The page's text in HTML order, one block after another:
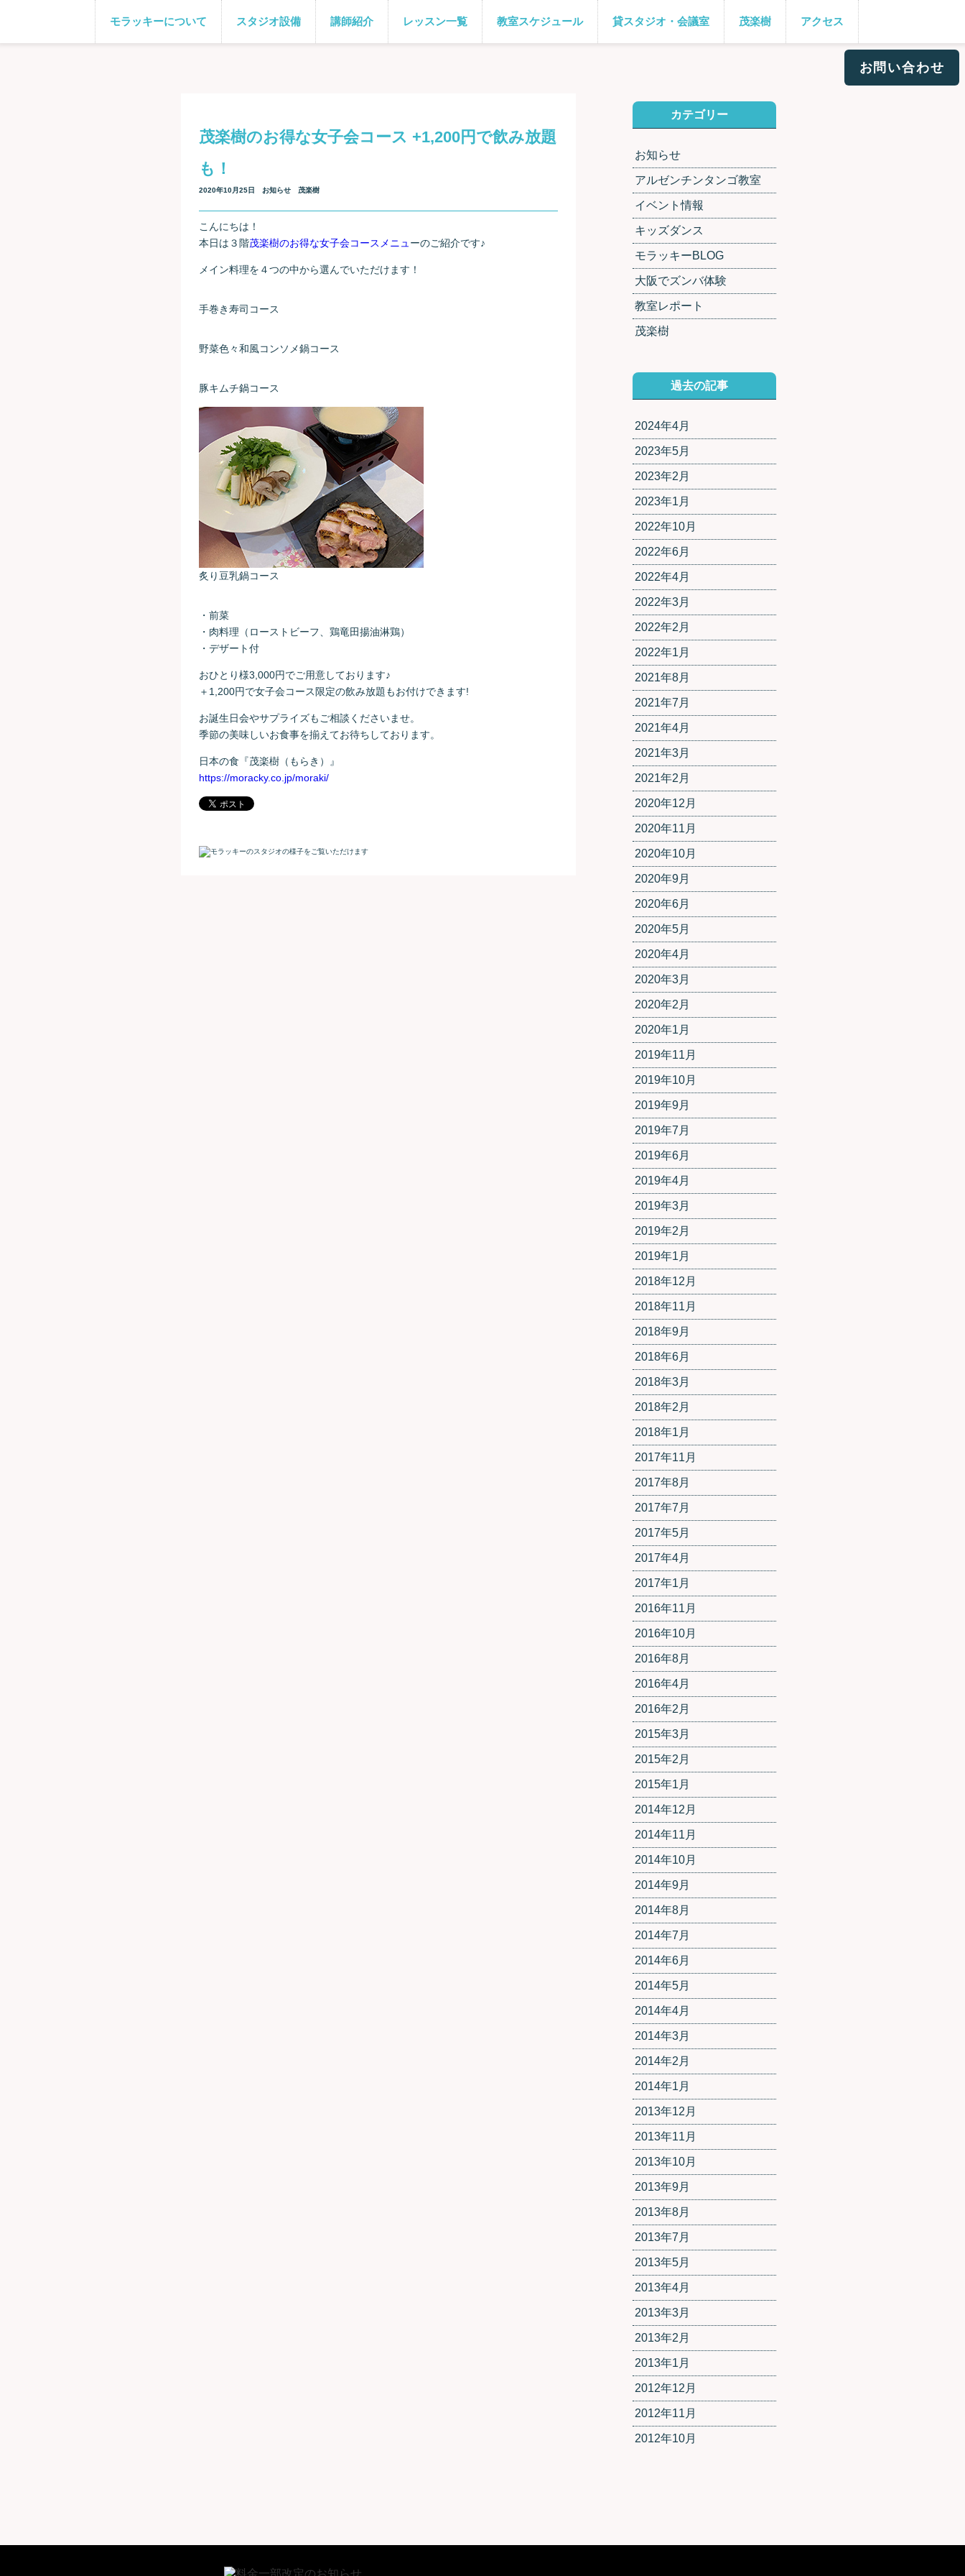
お問い合わせ
モラッキーについて スタジオ設備 講師紹介 レッスン一覧 教室スケジュール 貸スタジオ・会議室 茂楽樹 アクセス
茂楽樹のお得な女子会コース +1,200円で飲み放題
も！
2020年10月25日 お知らせ 茂楽樹
こんにちは！
本日は３階茂楽樹のお得な女子会コースメニュ ーのご紹介です♪
メイン料理を４つの中から選んでいただけます！
手巻き寿司コース
野菜色々和風コンソメ鍋コース
豚キムチ鍋コース
炙り豆乳鍋コース
・前菜
・肉料理（ローストビーフ、鶏竜田揚油淋鶏）
・デザート付
おひとり様3,000円でご用意しております♪
＋1,200円で女子会コース限定の飲み放題もお付けできます!
お誕生日会やサプライズもご相談くださいませ。
季節の美味しいお食事を揃えてお待ちしております。
日本の食『茂楽樹（もらき）』
https://moracky.co.jp/moraki/
カテゴリー
お知らせ
アルゼンチンタンゴ教室
イベント情報
キッズダンス
モラッキーBLOG
大阪でズンバ体験
教室レポート
茂楽樹
過去の記事
2024年4月
2023年5月
2023年2月
2023年1月
2022年10月
2022年6月
2022年4月
2022年3月
2022年2月
2022年1月
2021年8月
2021年7月
2021年4月
2021年3月
2021年2月
2020年12月
2020年11月
2020年10月
2020年9月
2020年6月
2020年5月
2020年4月
2020年3月
2020年2月
2020年1月
2019年11月
2019年10月
2019年9月
2019年7月
2019年6月
2019年4月
2019年3月
2019年2月
2019年1月
2018年12月
2018年11月
2018年9月
2018年6月
2018年3月
2018年2月
2018年1月
2017年11月
2017年8月
2017年7月
2017年5月
2017年4月
2017年1月
2016年11月
2016年10月
2016年8月
2016年4月
2016年2月
2015年3月
2015年2月
2015年1月
2014年12月
2014年11月
2014年10月
2014年9月
2014年8月
2014年7月
2014年6月
2014年5月
2014年4月
2014年3月
2014年2月
2014年1月
2013年12月
2013年11月
2013年10月
2013年9月
2013年8月
2013年7月
2013年5月
2013年4月
2013年3月
2013年2月
2013年1月
2012年12月
2012年11月
2012年10月